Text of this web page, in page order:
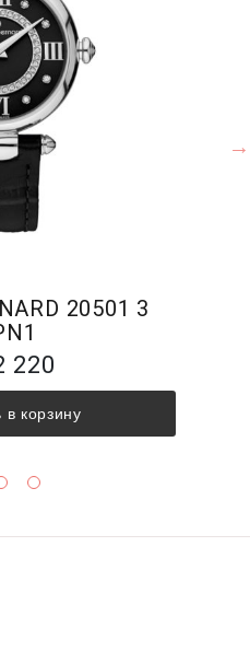
20501 3
220
в корзину